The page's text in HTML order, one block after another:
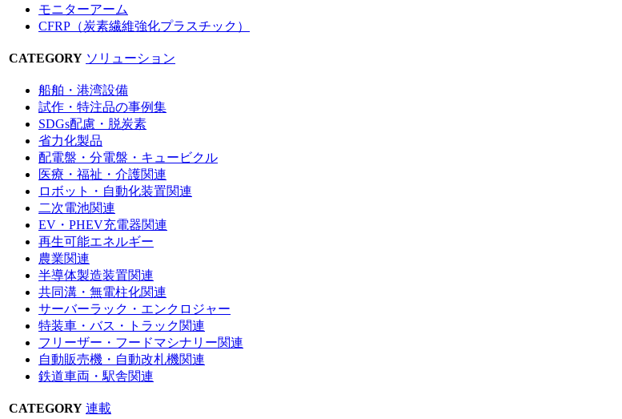
モニターアーム
CFRP（炭素繊維強化プラスチック）
CATEGORY ソリューション
船舶・港湾設備
試作・特注品の事例集
SDGs配慮・脱炭素
省力化製品
配電盤・分電盤・キュービクル
医療・福祉・介護関連
ロボット・自動化装置関連
二次電池関連
EV・PHEV充電器関連
再生可能エネルギー
農業関連
半導体製造装置関連
共同溝・無電柱化関連
サーバーラック・エンクロジャー
特装車・バス・トラック関連
フリーザー・フードマシナリー関連
自動販売機・自動改札機関連
鉄道車両・駅舎関連
CATEGORY 連載